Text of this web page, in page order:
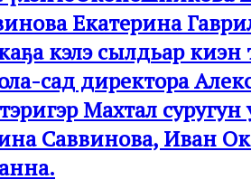
Екатерина
кэлэ сылдьар
сад директора
Махтал
Саввинова, Иван